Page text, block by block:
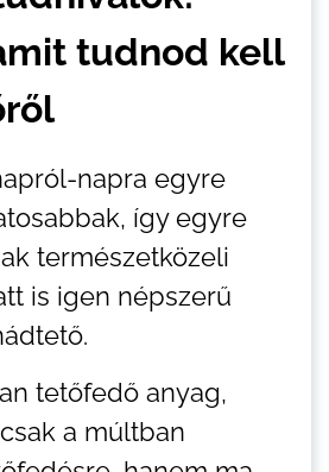
tudnod kell
napra egyre
így egyre
természetközeli
is igen népszerű
tetőfedő anyag,
a múltban